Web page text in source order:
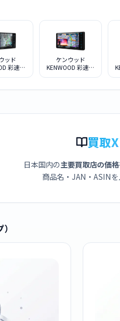
ッド
彩速ナ
ケンウッド
KENWOOD 彩速ナ
買取X
日本国内の主要買取店の価
商品名・JAN・ASINを